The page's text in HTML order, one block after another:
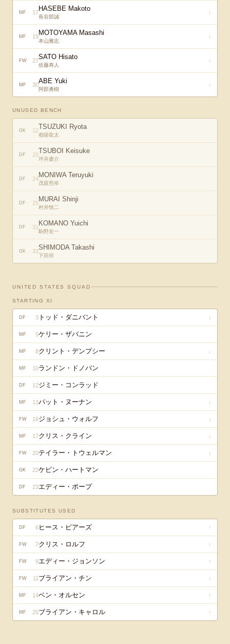
MF 17HASEBE Makoto
長谷部誠
↑
MF 19MOTOYAMA Masashi
本山雅志
↑
FW 27SATO Hisato
佐藤寿人
↑
MF 30ABE Yuki
阿部勇樹
↑
UNUSED BENCH
GK 12TSUZUKI Ryota
都築龍太
DF 20TSUBOI Keisuke
坪井慶介
DF 24MONIWA Teruyuki
茂庭照幸
DF 25MURAI Shinji
村井慎二
DF 31 KOMANO Yuichi
駒野友一
GK 33SHIMODA Takashi
下田崇
UNITED STATES SQUAD
STARTING XI
DF 3 トッド・ダニバント ↓
MF 5ケリー・ザバニン
MF 8クリント・デンプシー ↓
MF 10ランドン・ドノバン
DF 12ジミー・コンラッド
MF 13パット・ヌーナン ↓
FW 16ジョシュ・ウォルフ ↓
MF 17クリス・クライン ↓
FW 20テイラー・トウェルマン ↓
GK 22ケビン・ハートマン
DF 23エディー・ポープ
SUBSTITUTES USED
DF 6ヒース・ピアーズ ↑
FW 7クリス・ロルフ ↑
FW 9エディー・ジョンソン ↑
FW 11 ブライアン・チン ↑
MF 14ベン・オルセン ↑
MF 25ブライアン・キャロル ↑